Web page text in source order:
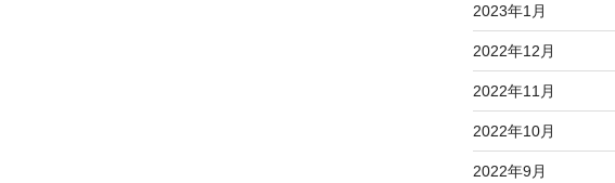
2023年1月
2022年12月
2022年11月
2022年10月
2022年9月